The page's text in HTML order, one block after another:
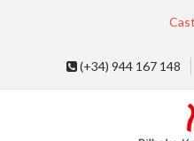
(+34) 944 167 148